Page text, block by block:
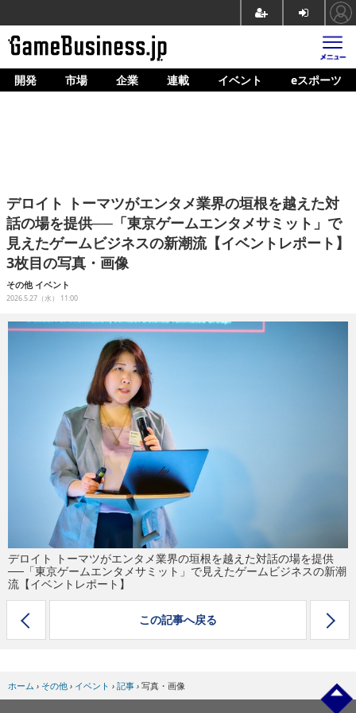
ホーム
企業動向
人材育成
産業政策
イベント/セミナー
開発 市場 企業 連載 イベント eスポーツ
デロイト トーマツがエンタメ業界の垣根を越えた対
話の場を提供──「東京ゲームエンタメサミット」で
見えたゲームビジネスの新潮流【イベントレポート】
3枚目の写真・画像
その他 イベント
2026.5.27（水） 11:00
デロイト トーマツがエンタメ業界の垣根を越えた対話の場を提供
──「東京ゲームエンタメサミット」で見えたゲームビジネスの新潮
流【イベントレポート】
この記事へ戻る
ホーム › その他 › イベント › 記事 › 写真・画像